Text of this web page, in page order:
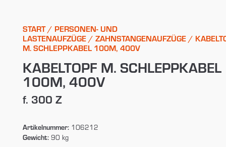
START/ PERSONEN- UND
LASTENAUFZÜGE/ ZAHNSTANGENAUFZÜGE/
M. SCHLEPPKABEL 100M, 400V
KABELTOPF M. SCHLEPPKABEL
100M, 400V
f. 300 Z
Artikelnummer:106212
Gewicht:90 kg